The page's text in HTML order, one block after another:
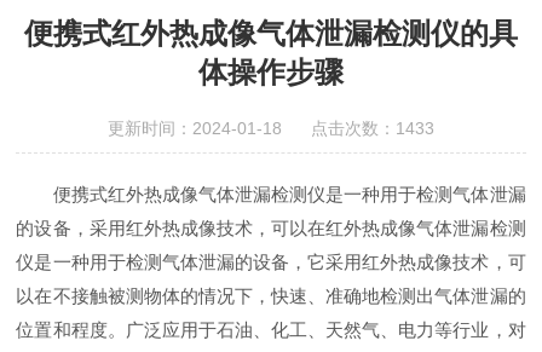
便携式红外热成像气体泄漏检测仪的具
体操作步骤
更新时间：2024-01-18 点击次数：1433
便携式红外热成像气体泄漏检测仪是一种用于检测气体泄漏
的设备，采用红外热成像技术，可以在红外热成像气体泄漏检测
仪是一种用于检测气体泄漏的设备，它采用红外热成像技术，可
以在不接触被测物体的情况下，快速、准确地检测出气体泄漏的
位置和程度。广泛应用于石油、化工、天然气、电力等行业，对